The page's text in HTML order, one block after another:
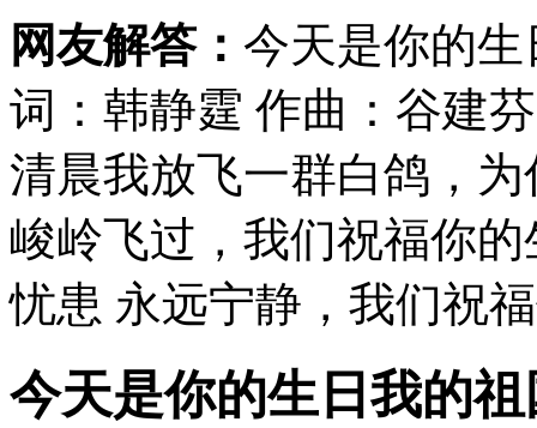
网友解答： 今天是你的
词：韩静霆 作曲：谷建
清晨我放飞一群白鸽，
峻岭飞过，我们祝福你
忧患 永远宁静，我们祝
今天是你的生日我的